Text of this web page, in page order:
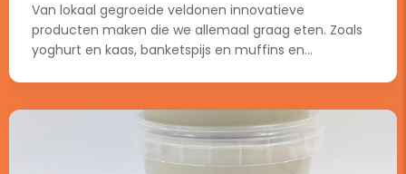
Van lokaal gegroeide veldonen innovatieve
producten maken die we allemaal graag eten. Zoals
yoghurt en kaas, banketspijs en muffins en...